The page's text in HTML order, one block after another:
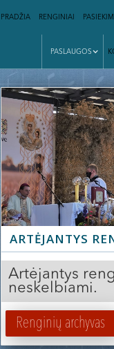
PRADŽIA RENGINIAI
PASLAUGOS
|
Slide 2 of 3.
ARTĖJANTYS
Artėjantys
neskelbiami.
Renginių archyvas